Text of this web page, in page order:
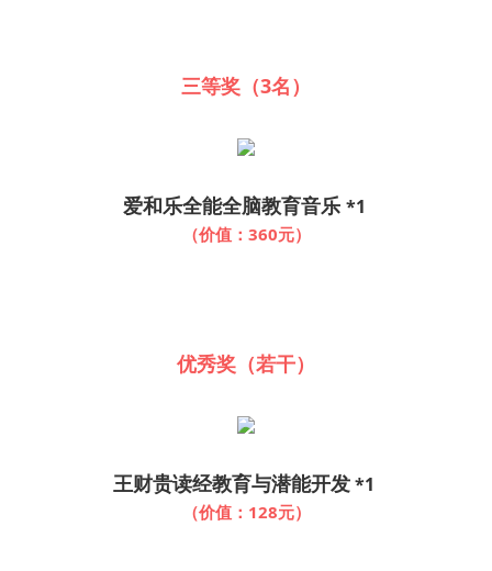
三等奖（3名）
爱和乐全能全脑教育音乐 *1
（价值：360元）
优秀奖（若干）
王财贵读经教育与潜能开发*1
（价值：128元）